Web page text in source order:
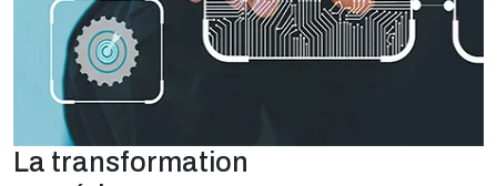
La transformation